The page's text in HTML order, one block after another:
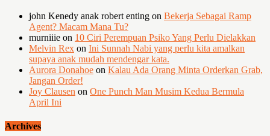
john Kenedy anak robert enting on Bekerja Sebagai Ramp
Agent? Macam Mana Tu?
murniiie on 10 Ciri Perempuan Psiko Yang Perlu Dielakkan
Melvin Rex on Ini Sunnah Nabi yang perlu kita amalkan
supaya anak mudah mendengar kata.
Aurora Donahoe on Kalau Ada Orang Minta Orderkan Grab,
Jangan Order!
Joy Clausen on One Punch Man Musim Kedua Bermula
April Ini
Archives